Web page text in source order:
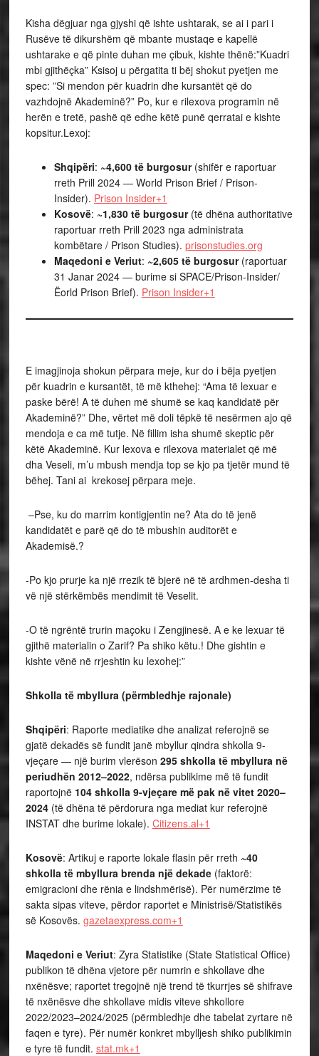
Kisha dëgjuar nga gjyshi që ishte ushtarak, se ai i pari i
Rusëve të dikurshëm që mbante mustaqe e kapellë
ushtarake e që pinte duhan me çibuk, kishte thënë:”Kuadri
mbi gjithëçka” Ksisoj u përgatita ti bëj shokut pyetjen me
spec: ”Si mendon për kuadrin dhe kursantët që do
vazhdojnë Akademinë?” Po, kur e rilexova programin në
herën e tretë, pashë që edhe këtë punë qerratai e kishte
kopsitur.Lexoj:
Shqipëri: ~4,600 të burgosur(shifër e raportuar
rreth Prill 2024 — World Prison Brief / Prison-
Insider). Prison Insider+1
Kosovë: ~1,830 të burgosur(të dhëna authoritative
raportuar rreth Prill 2023 nga administrata
kombëtare / Prison Studies). prisonstudies.org
Maqedoni e Veriut: ~2,605 të burgosur(raportuar
31 Janar 2024 — burime si SPACE/Prison-Insider/
Ëorld Prison Brief). Prison Insider+1
E imagjinoja shokun përpara meje, kur do i bëja pyetjen
për kuadrin e kursantët, të më kthehej: “Ama të lexuar e
paske bërë! A të duhen më shumë se kaq kandidatë për
Akademinë?” Dhe, vërtet më doli tëpkë të nesërmen ajo që
mendoja e ca më tutje. Në fillim isha shumë skeptic për
këtë Akademinë. Kur lexova e rilexova materialet që më
dha Veseli, m’u mbush mendja top se kjo pa tjetër mund të
bëhej. Tani ai krekosej përpara meje.
–Pse, ku do marrim kontigjentin ne? Ata do të jenë
kandidatët e parë që do të mbushin auditorët e
Akademisë.?
-Po kjo prurje ka një rrezik të bjerë në të ardhmen-desha ti
vë një stërkëmbës mendimit të Veselit.
-O të ngrëntë trurin maçoku i Zengjinesë. A e ke lexuar të
gjithë materialin o Zarif? Pa shiko këtu.! Dhe gishtin e
kishte vënë në rrjeshtin ku lexohej:”
Shkolla të mbyllura (përmbledhje rajonale)
Shqipëri: Raporte mediatike dhe analizat referojnë se
gjatë dekadës së fundit janë mbyllur qindra shkolla 9-
vjeçare — një burim vlerëson 295 shkolla të mbyllura në
periudhën 2012–2022, ndërsa publikime më të fundit
raportojnë 104 shkolla 9-vjeçare më pak në vitet 2020–
2024(të dhëna të përdorura nga mediat kur referojnë
INSTAT dhe burime lokale). Citizens.al+1
Kosovë: Artikuj e raporte lokale flasin për rreth ~40
shkolla të mbyllura brenda një dekade(faktorë:
emigracioni dhe rënia e lindshmërisë). Për numërzime të
sakta sipas viteve, përdor raportet e Ministrisë/Statistikës
së Kosovës. gazetaexpress.com+1
Maqedoni e Veriut: Zyra Statistike (State Statistical Office)
publikon të dhëna vjetore për numrin e shkollave dhe
nxënësve; raportet tregojnë një trend të tkurrjes së shifrave
të nxënësve dhe shkollave midis viteve shkollore
2022/2023–2024/2025 (përmbledhje dhe tabelat zyrtare në
faqen e tyre). Për numër konkret mbylljesh shiko publikimin
e tyre të fundit. stat.mk+1